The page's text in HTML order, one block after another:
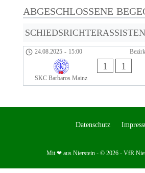
ABGESCHLOSSENE
24.08.2025 - 15:00
SKC Barbaros Mainz
1 1
Datenschutz
Mit ❤ aus Nierstein - © 2026 - VfR